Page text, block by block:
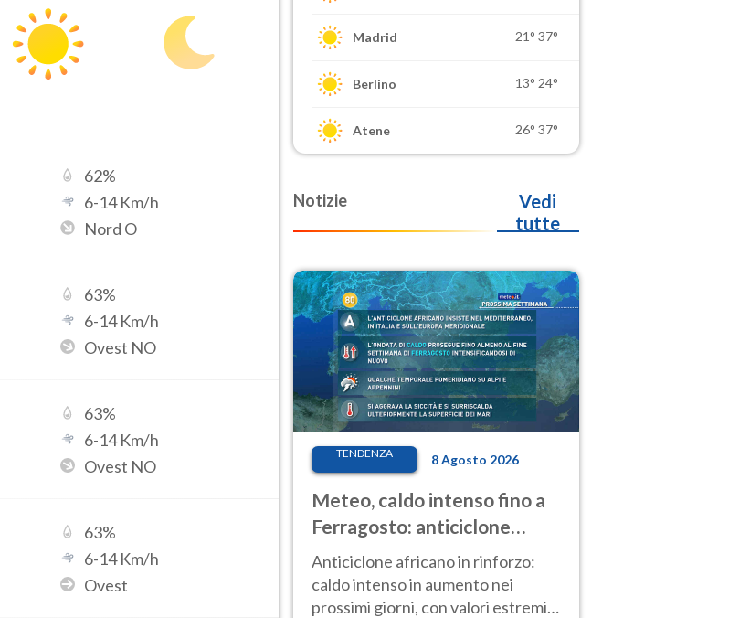
62%
6-14Km/h
Nord O
63%
6-14Km/h
Ovest NO
63%
6-14Km/h
Ovest NO
63%
6-14Km/h
Ovest
Madrid 21° 37°
Berlino 13° 24°
Atene 26° 37°
Notizie
Vedi
tutte
TENDENZA 8 Agosto 2026
Meteo, caldo intenso fino a
Ferragosto: anticiclone
africano ancora
protagonista
Anticiclone africano in rinforzo:
caldo intenso in aumento nei
prossimi giorni, con valori estremi